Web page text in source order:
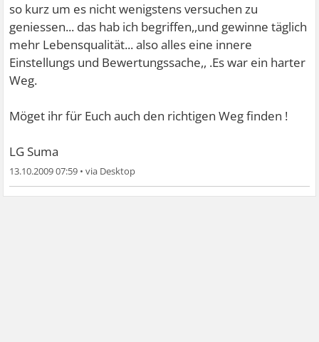
so kurz um es nicht wenigstens versuchen zu
geniessen... das hab ich begriffen,,und gewinne täglich
mehr Lebensqualität... also alles eine innere
Einstellungs und Bewertungssache,, .Es war ein harter
Weg.
Möget ihr für Euch auch den richtigen Weg finden !
LG Suma
13.10.2009 07:59 •